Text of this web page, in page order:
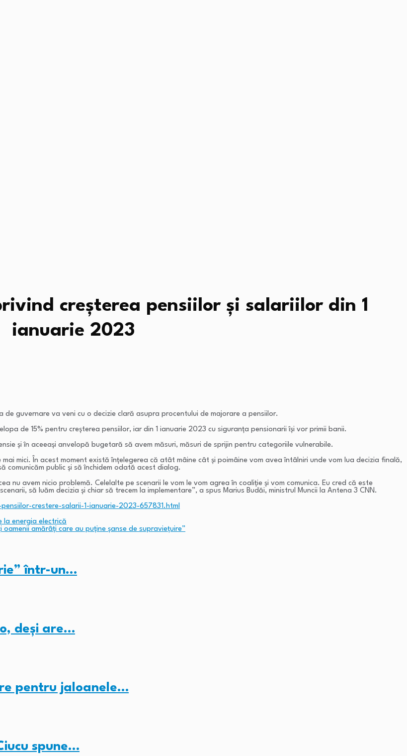
creşterea pensiilor şi salariilor din 1
ianuarie 2023
guvernare va veni cu o decizie clară asupra procentului de majorare a pensiilor.
de 15% pentru creşterea pensiilor, iar din 1 ianuarie 2023 cu siguranța pensionarii îşi vor primii banii.
și în aceeași anvelopă bugetară să avem măsuri, măsuri de sprijin pentru categoriile vulnerabile.
mici. În acest moment există înțelegerea că atât mâine cât și poimâine vom avea întâlniri unde vom lua decizia finală,
comunicăm public și să închidem odată acest dialog.
nu avem nicio problemă. Celelalte pe scenarii le vom le vom agrea în coaliție și vom comunica. Eu cred că este
să luăm decizia și chiar să trecem la implementare”, a spus Marius Budăi, ministrul Muncii la Antena 3 CNN.
crestere-salarii-1-ianuarie-2023-657831.html
la energia electrică
amărâţi care au puţine şanse de supravieţuire”
într-un…
deși are…
pentru jaloanele…
spune…